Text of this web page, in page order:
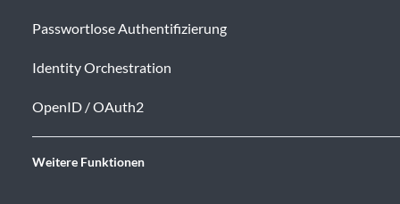
Passwortlose Authentifizierung
Identity Orchestration
OpenID / OAuth2
Weitere Funktionen